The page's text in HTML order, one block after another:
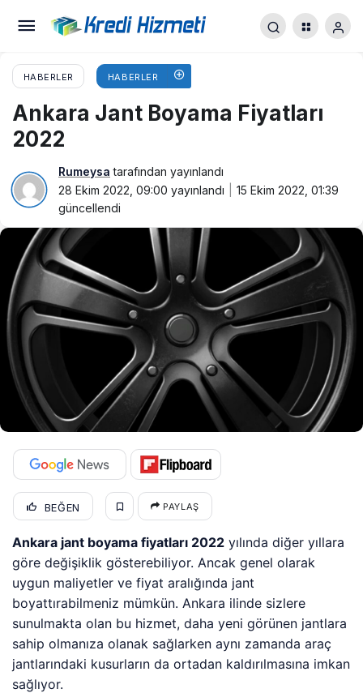
HABERLER HABERLER
Ankara Jant Boyama Fiyatları
2022
Rumeysa tarafından yayınlandı
28 Ekim 2022, 09:00 yayınlandı
15 Ekim 2022, 01:39
güncellendi
BEĞEN PAYLAŞ
Ankara jant boyama fiyatları 2022 yılında diğer yıllara
göre değişiklik gösterebiliyor. Ancak genel olarak
uygun maliyetler ve fiyat aralığında jant
boyattırabilmeniz mümkün. Ankara ilinde sizlere
sunulmakta olan bu hizmet, daha yeni görünen jantlara
sahip olmanıza olanak sağlarken aynı zamanda araç
jantlarındaki kusurların da ortadan kaldırılmasına imkan
sağlıyor.